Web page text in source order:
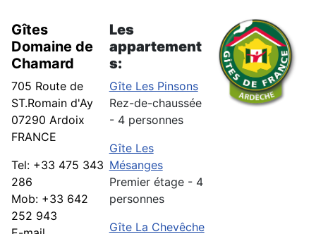
Gîtes
Domaine de
Chamard
705 Route de
ST.Romain d'Ay
07290 Ardoix
FRANCE
Tel: +33 475 343
286
Mob: +33 642
252 943
Les
appartement
s:
Gîte Les Pinsons
Rez-de-chaussée
- 4 personnes
Gîte Les
Mésanges
Premier étage - 4
personnes
Gîte La Chevêche